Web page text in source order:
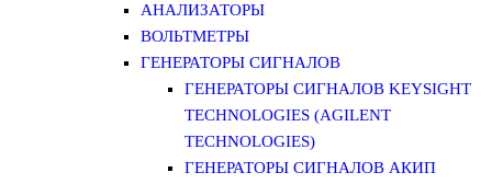
АНАЛИЗАТОРЫ
ВОЛЬТМЕТРЫ
ГЕНЕРАТОРЫ СИГНАЛОВ
ГЕНЕРАТОРЫ СИГНАЛОВ KEYSIGHT
TECHNOLOGIES (AGILENT
TECHNOLOGIES)
ГЕНЕРАТОРЫ СИГНАЛОВ АКИП